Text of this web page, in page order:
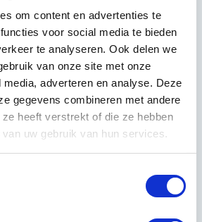
om content en advertenties te
voor social media te bieden
te analyseren. Ook delen we
van onze site met onze
adverteren en analyse. Deze
gegevens combineren met andere
heeft verstrekt of die ze hebben
uw gebruik van hun services.
hier verder kunt
pagina’s van CameraInstallatie
plek.
camera?
→